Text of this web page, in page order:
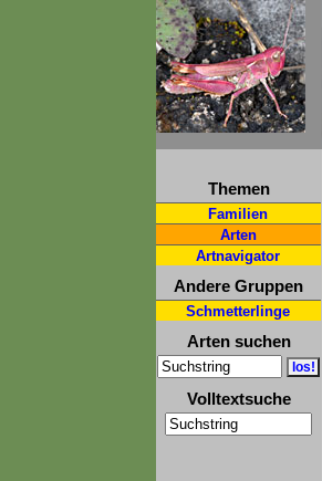
Themen
Familien
Arten
Artnavigator
Andere Gruppen
Schmetterlinge
Arten suchen
Volltextsuche